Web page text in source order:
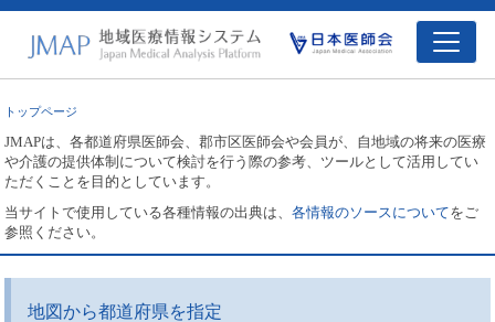
トップページ
JMAPは、各都道府県医師会、郡市区医師会や会員が、自地域の将来の医療
や介護の提供体制について検討を行う際の参考、ツールとして活用してい
ただくことを目的としています。
当サイトで使用している各種情報の出典は、各情報のソースについてをご
参照ください。
地図から都道府県を指定